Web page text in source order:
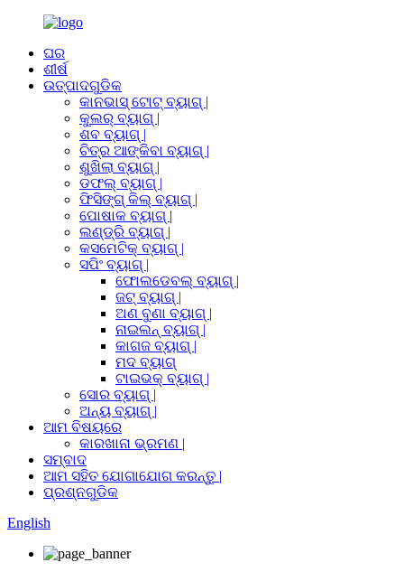
ଘର
ଶୀର୍ଷ
ଉତ୍ପାଦଗୁଡିକ
କାନଭାସ୍ ଟୋଟ୍ ବ୍ୟାଗ୍ |
କୁଲର୍ ବ୍ୟାଗ୍ |
ଶବ ବ୍ୟାଗ୍ |
ଚିତ୍ର ଆଙ୍କିବା ବ୍ୟାଗ୍ |
ଶୁଖିଲା ବ୍ୟାଗ୍ |
ଡଫଲ୍ ବ୍ୟାଗ୍ |
ଫିସିଙ୍ଗ୍ କିଲ୍ ବ୍ୟାଗ୍ |
ପୋଷାକ ବ୍ୟାଗ୍ |
ଲଣ୍ଡ୍ରି ବ୍ୟାଗ୍ |
କସମେଟିକ୍ ବ୍ୟାଗ୍ |
ସପିଂ ବ୍ୟାଗ୍ |
ଫୋଲଡେବଲ୍ ବ୍ୟାଗ୍ |
ଜଟ୍ ବ୍ୟାଗ୍ |
ଅଣ ବୁଣା ବ୍ୟାଗ୍ |
ନାଇଲନ୍ ବ୍ୟାଗ୍ |
କାଗଜ ବ୍ୟାଗ୍ |
ମଦ ବ୍ୟାଗ୍
ଟାଇଭକ୍ ବ୍ୟାଗ୍ |
ସୋର ବ୍ୟାଗ୍ |
ଅନ୍ୟ ବ୍ୟାଗ୍ |
ଆମ ବିଷୟରେ
କାରଖାନା ଭ୍ରମଣ |
ସମ୍ବାଦ
ଆମ ସହିତ ଯୋଗାଯୋଗ କରନ୍ତୁ |
ପ୍ରଶ୍ନଗୁଡିକ
English